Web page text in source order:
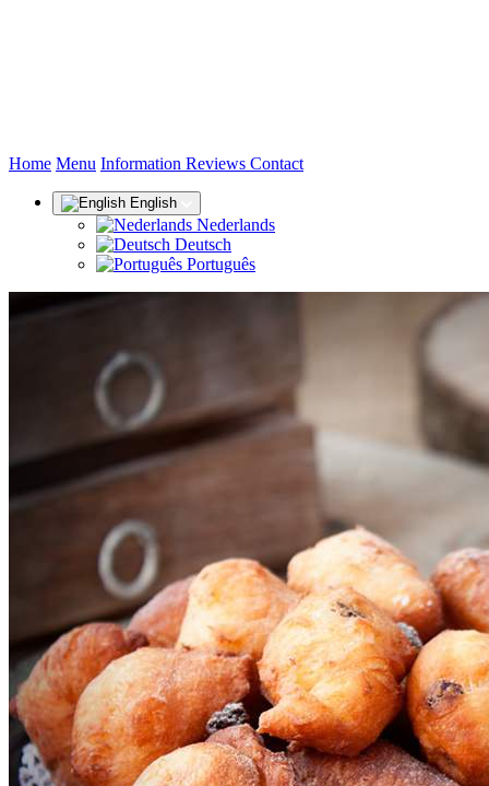
Home Menu Information Reviews Contact(current)
English
Nederlands
Deutsch
Português